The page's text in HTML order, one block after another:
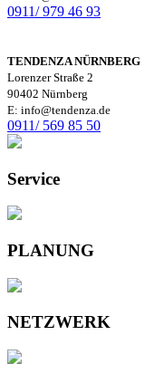
0911/ 979 46 93
TENDENZA NÜRNBERG
Lorenzer Straße 2
90402 Nürnberg
E: info@tendenza.de
0911/ 569 85 50
Service
PLANUNG
NETZWERK